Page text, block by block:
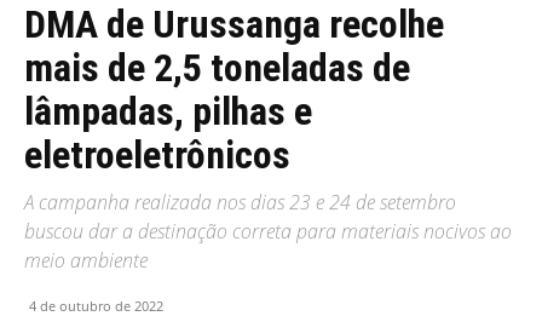
DMA de Urussanga recolhe
mais de 2,5 toneladas de
lâmpadas, pilhas e
eletroeletrônicos
A campanha realizada nos dias 23 e 24 de setembro
buscou dar a destinação correta para materiais nocivos ao
meio ambiente
4 de outubro de 2022